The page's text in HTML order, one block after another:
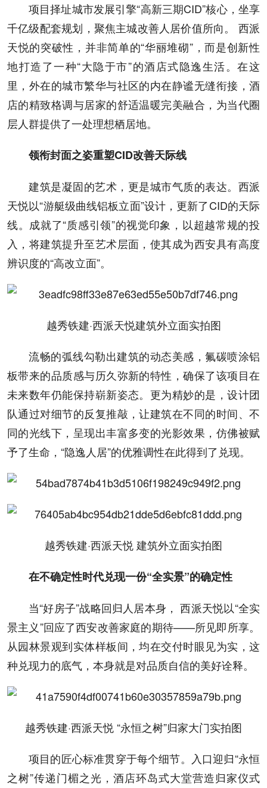
项目择址城市发展引擎“高新三期CID”核心，坐享
千亿级配套规划，聚焦主城改善人居价值所向。 西派
天悦的突破性，并非简单的“华丽堆砌”，而是创新性
地打造了一种“大隐于市”的酒店式隐逸生活。在这
里，外在的城市繁华与社区的内在静谧无缝衔接，酒
店的精致格调与居家的舒适温暖完美融合，为当代圈
层人群提供了一处理想栖居地。
领衔封面之姿重塑CID改善天际线
建筑是凝固的艺术，更是城市气质的表达。西派
天悦以“游艇级曲线铝板立面”设计，更新了CID的天际
线。成就了“质感引领”的视觉印象，以超越常规的投
入，将建筑提升至艺术层面，使其成为西安具有高度
辨识度的“高改立面”。
越秀铁建·西派天悦建筑外立面实拍图
流畅的弧线勾勒出建筑的动态美感，氟碳喷涂铝
板带来的品质感与历久弥新的特性，确保了该项目在
未来数年仍能保持崭新姿态。更为精妙的是，设计团
队通过对细节的反复推敲，让建筑在不同的时间、不
同的光线下，呈现出丰富多变的光影效果，仿佛被赋
予了生命，“隐逸人居”的优雅调性在此得到了兑现。
越秀铁建·西派天悦 建筑外立面实拍图
在不确定性时代兑现一份“全实景”的确定性
当“好房子”战略回归人居本身， 西派天悦以“全实
景主义”回应了西安改善家庭的期待——所见即所享。
从园林景观到实体样板间，均在交付时眼见为实，这
种兑现力的底气，本身就是对品质自信的美好诠释。
越秀铁建·西派天悦 “永恒之树”归家大门实拍图
项目的匠心标准贯穿于每个细节。入口迎归“永恒
之树”传递门楣之光，酒店环岛式大堂营造归家仪式